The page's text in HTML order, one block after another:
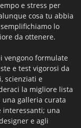
e stress per
cosa tu abbia
lo
da ottenere.
vengono formulate
e test vigorosi da
scienziati e
la migliore lista
galleria curata
interessanti; una
e agli